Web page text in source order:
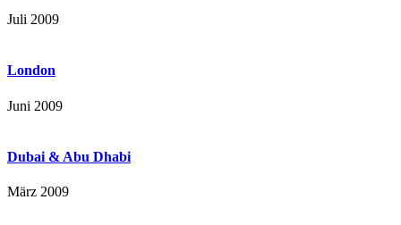
Juli 2009
London
Juni 2009
Dubai & Abu Dhabi
März 2009